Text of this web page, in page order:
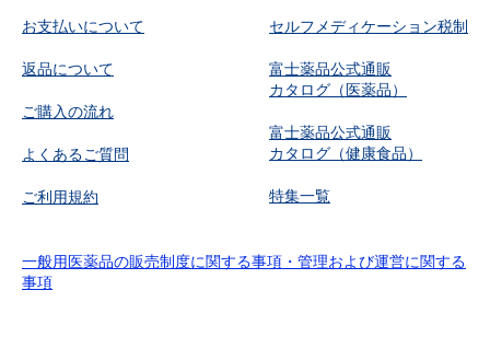
お支払いについて
返品について
ご購入の流れ
よくあるご質問
ご利用規約
セルフメディケーション税制
富士薬品公式通販
カタログ（医薬品）
富士薬品公式通販
カタログ（健康食品）
特集一覧
一般用医薬品の販売制度に関する事項・管理および運営に関する
事項